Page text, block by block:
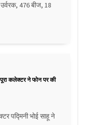
476 बीज, 18
कलेक्टर ने फोन पर की
पद्मिनी भोई साहू ने